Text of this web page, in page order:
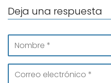
Deja una respuesta